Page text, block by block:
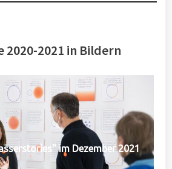
2020-2021 in Bildern
im Dezember 2021